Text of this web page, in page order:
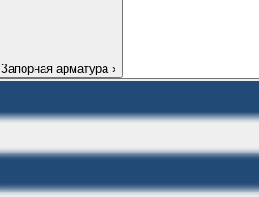
Запорная арматура ›